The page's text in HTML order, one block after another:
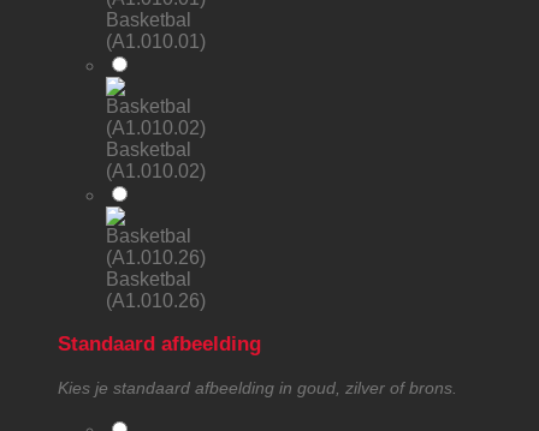
Basketbal
(A1.010.01)
Basketbal
(A1.010.02)
Basketbal
(A1.010.26)
Standaard afbeelding
Kies je standaard afbeelding in goud, zilver of brons.